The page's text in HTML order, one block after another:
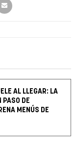
AL LLEGAR: LA
PASO DE
MENÚS DE